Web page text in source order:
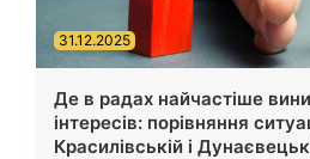
31.12.2025
Де в радах найчастіше
інтересів: порівняння
Красилівській і